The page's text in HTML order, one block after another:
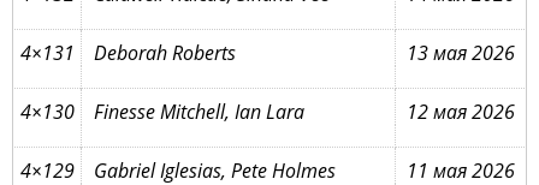
4×131 Deborah Roberts 13 мая 2026
4×130 Finesse Mitchell, Ian Lara 12 мая 2026
4×129 Gabriel Iglesias, Pete Holmes 11 мая 2026